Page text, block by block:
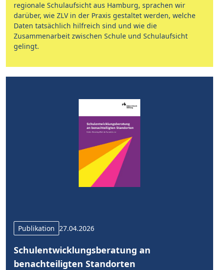
regionale Schulaufsicht aus Hamburg, sprachen wir
darüber, wie ZLV in der Praxis gestaltet werden, welche
Daten tatsächlich hilfreich sind und wie die
Zusammenarbeit zwischen Schule und Schulaufsicht
gelingt.
Publikation 27.04.2026
Schulentwicklungsberatung an
benachteiligten Standorten